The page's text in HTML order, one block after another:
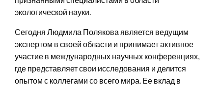
экологической науки.
Сегодня Людмила Полякова является ведущим
экспертом в своей области и принимает активное
участие в международных научных конференциях,
где представляет свои исследования и делится
опытом с коллегами со всего мира. Ее вклад в